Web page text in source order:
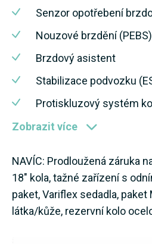
Senzor opotřebení
Nouzové brzdění (PEBS)
Brzdový asistent
Stabilizace podvozku
Protiskluzový systém
Zobrazit více
NAVÍC: Prodloužená záruka
18" kola, tažné zařízení s
paket, Variflex sedadla,
látka/kůže, rezervní kolo